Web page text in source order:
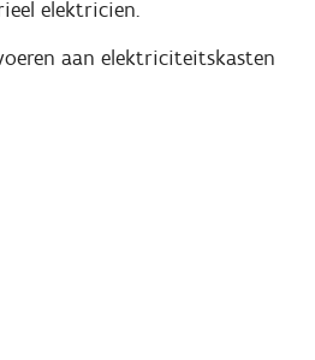
elektricien.
aan elektriciteitskasten